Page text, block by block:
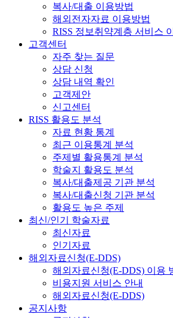
복사/대출 이용방법
해외전자자료 이용방법
RISS 정보취약계층 서비스
고객센터
자주 찾는 질문
상담 신청
상담 내역 확인
고객제안
신고센터
RISS 활용도 분석
자료 현황 통계
최근 이용통계 분석
주제별 활용통계 분석
학술지 활용도 분석
복사/대출제공 기관 분석
복사/대출신청 기관 분석
활용도 높은 주제
최신/인기 학술자료
최신자료
인기자료
해외자료신청(E-DDS)
해외자료신청(E-DDS) 이용
비용지원 서비스 안내
해외자료신청(E-DDS)
공지사항